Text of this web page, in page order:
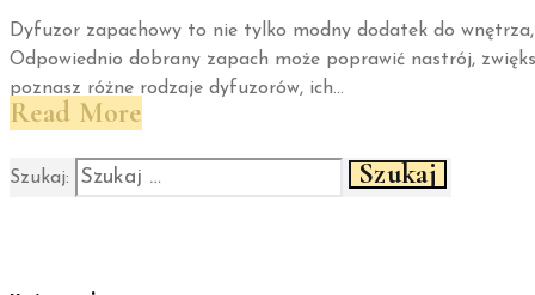
Dyfuzor zapachowy to nie tylko modny dodatek do
Odpowiednio dobrany zapach może poprawić nastrój,
poznasz różne rodzaje dyfuzorów, ich…
Read More
Szukaj: